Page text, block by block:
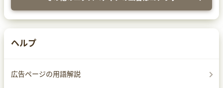
ヘルプ
広告ページの用語解説